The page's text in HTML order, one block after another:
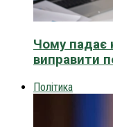
Чому падає
виправити
Політика